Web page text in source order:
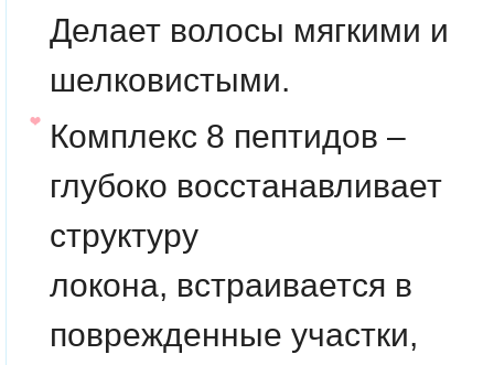
Делает волосы мягкими и
шелковистыми.
Комплекс 8 пептидов –
глубоко восстанавливает
структуру
локона, встраивается в
поврежденные участки,